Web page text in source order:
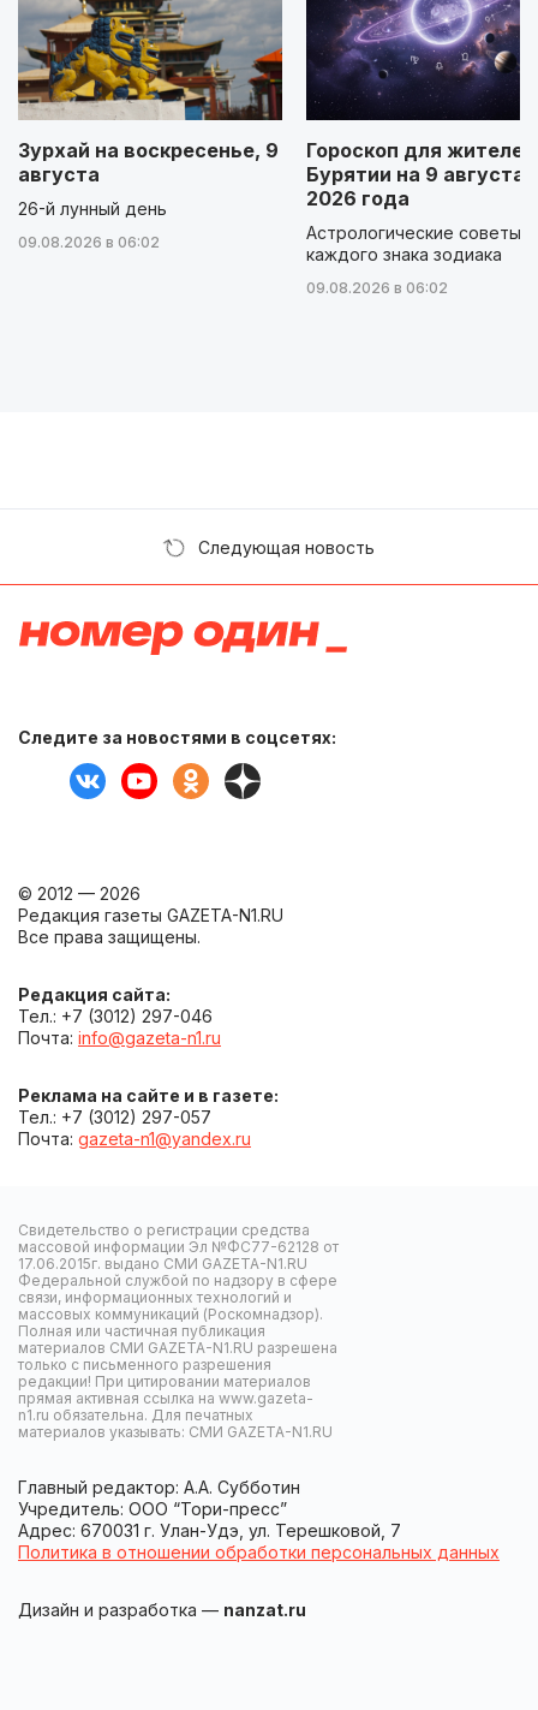
Зурхай на воскресенье, 9
августа
26-й лунный день
09.08.2026 в 06:02
Гороскоп для жителей
Бурятии на 9 августа
2026 года
Астрологические советы
каждого знака зодиака
09.08.2026 в 06:02
Следующая новость
Следите за новостями в соцсетях:
© 2012 — 2026
Редакция газеты GAZETA-N1.RU
Все права защищены.
Редакция сайта:
Тел.: +7 (3012) 297-046
Почта: info@gazeta-n1.ru
Реклама на сайте и в газете:
Тел.: +7 (3012) 297-057
Почта: gazeta-n1@yandex.ru
Свидетельство о регистрации средства
массовой информации Эл №ФС77-62128 от
17.06.2015г. выдано СМИ GAZETA-N1.RU
Федеральной службой по надзору в сфере
связи, информационных технологий и
массовых коммуникаций (Роскомнадзор).
Полная или частичная публикация
материалов СМИ GAZETA-N1.RU разрешена
только с письменного разрешения
редакции! При цитировании материалов
прямая активная ссылка на www.gazeta-
n1.ru обязательна. Для печатных
материалов указывать: СМИ GAZETA-N1.RU
Главный редактор: А.А. Субботин
Учредитель: ООО “Тори-пресс”
Адрес: 670031 г. Улан-Удэ, ул. Терешковой, 7
Политика в отношении обработки персональных данных
Дизайн и разработка — nanzat.ru